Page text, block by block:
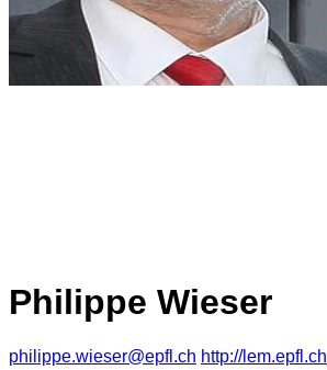
Philippe Wieser
philippe.wieser@epfl.ch http://lem.epfl.ch